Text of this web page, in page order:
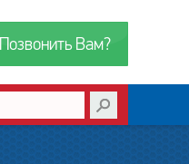
Позвонить Вам?